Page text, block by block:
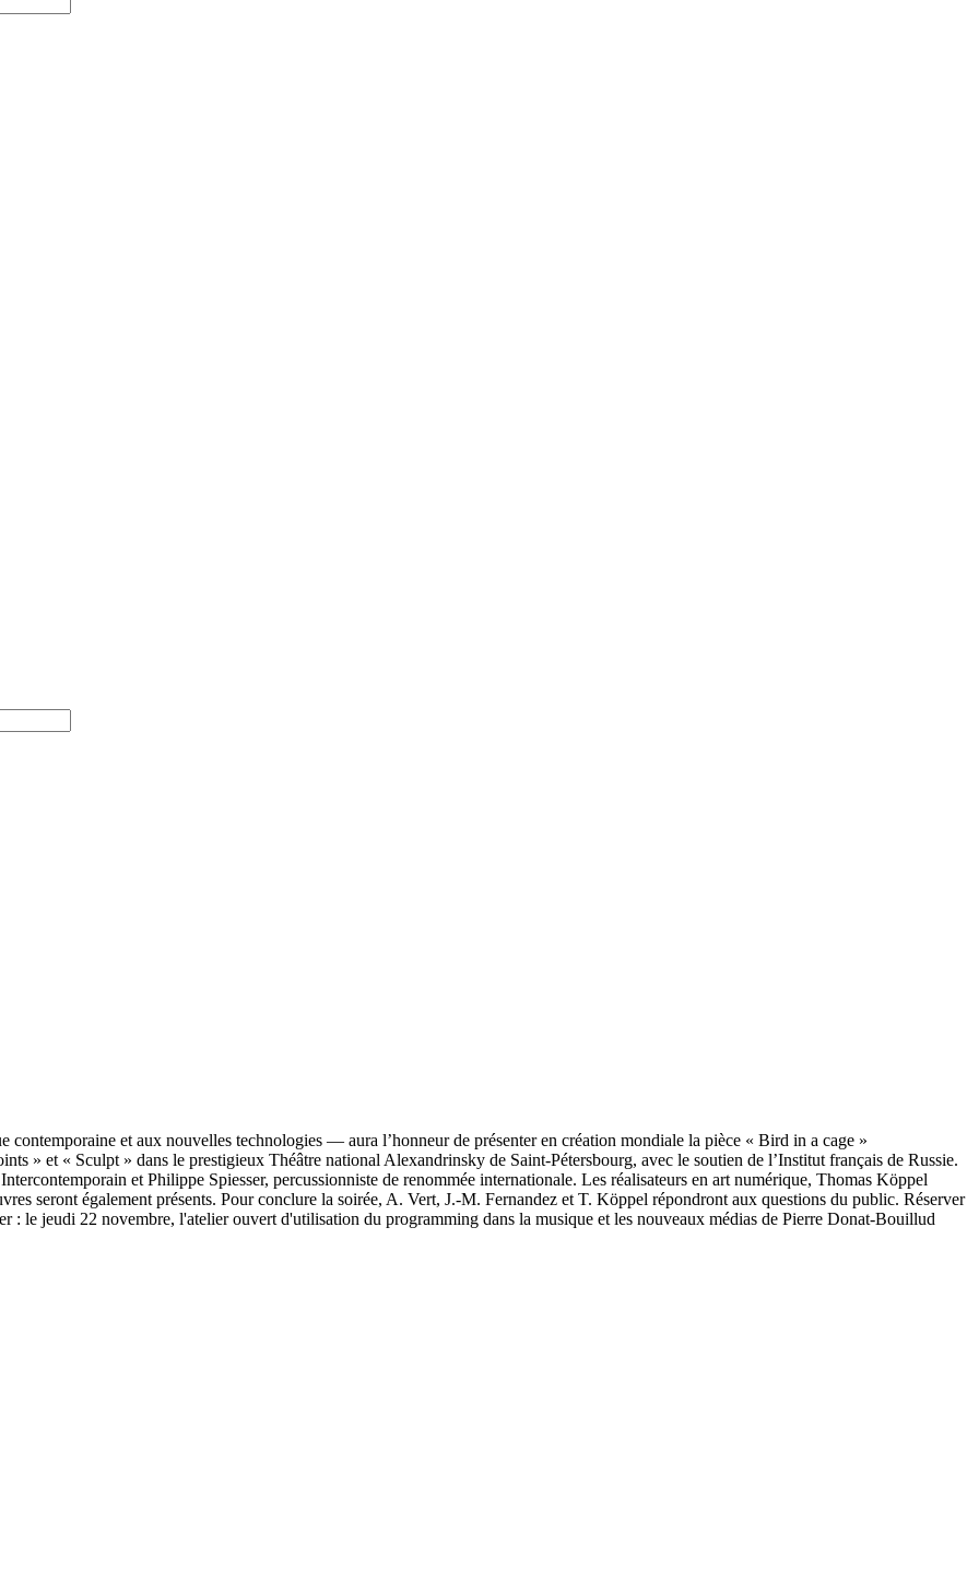
et aux nouvelles technologies — aura l’honneur de présenter en création mondiale la pièce « Bird in a cage »
» et « Sculpt » dans le prestigieux Théâtre national Alexandrinsky de Saint-Pétersbourg, avec le soutien de l’Institut français de Russie.
et Philippe Spiesser, percussionniste de renommée internationale. Les réalisateurs en art numérique, Thomas Köppel
seront également présents. Pour conclure la soirée, A. Vert, J.-M. Fernandez et T. Köppel répondront aux questions du public. Réserver
: le jeudi 22 novembre, l'atelier ouvert d'utilisation du programming dans la musique et les nouveaux médias de Pierre Donat-Bouillud